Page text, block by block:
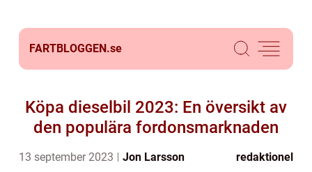
FARTBLOGGEN.se
Köpa dieselbil 2023: En översikt av
den populära fordonsmarknaden
13 september 2023 Jon Larsson redaktionel